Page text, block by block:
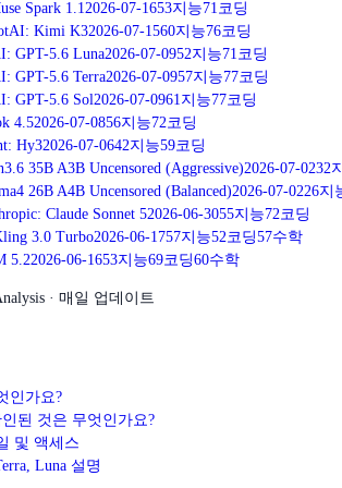
Spark 1.1 2026-07-1653지능71 코딩
Kimi K32026-07-1560지능76코딩
GPT-5.6 Luna2026-07-0952지능71 코딩
GPT-5.6 Terra2026-07-0957지능77코딩
GPT-5.6 Sol 2026-07-0961 지능77코딩
4.52026-07-0856지능72 코딩
Hy32026-07-0642지능59코딩
35B A3B Uncensored (Aggressive)2026-07-0232
26B A4B Uncensored (Balanced)2026-07-0226지
Claude Sonnet 52026-06-3055지능72 코딩
3.0 Turbo2026-06-1757지능52 코딩57수학
5.22026-06-1653지능69코딩60수학
· 매일 업데이트
인가요?
된 것은 무엇인가요?
및 액세스
Luna 설명